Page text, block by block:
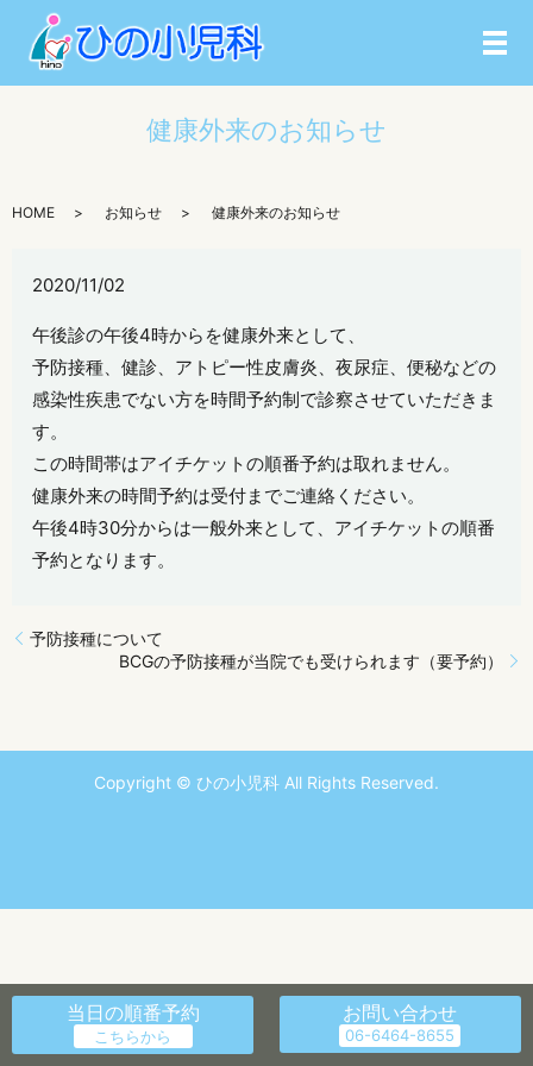
メ
健康外来のお知らせ
HOME お知らせ 健康外来のお知らせ
2020/11/02
午後診の午後4時からを健康外来として、
予防接種、健診、アトピー性皮膚炎、夜尿症、便秘などの
感染性疾患でない方を時間予約制で診察させていただきま
す。
この時間帯はアイチケットの順番予約は取れません。
健康外来の時間予約は受付までご連絡ください。
午後4時30分からは一般外来として、アイチケットの順番
予約となります。
予防接種について
BCGの予防接種が当院でも受けられます（要予約）
当日の順番予約 お問い合わせ
Copyright © ひの小児科 All Rights Reserved.